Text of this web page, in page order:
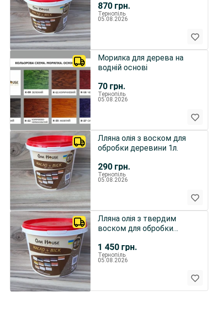
870 грн.
Тернопіль
05.08.2026
70 грн.
Морилка для дерева на
водній основі
Тернопіль
05.08.2026
290 грн.
Лляна олія з воском для
обробки деревини 1л.
Тернопіль
05.08.2026
1 450 грн.
Лляна олія з твердим
воском для обробки
Тернопіль
05.08.2026